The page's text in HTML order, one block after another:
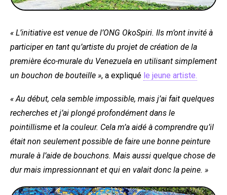
« L’initiative est venue de l’ONG OkoSpiri. Ils m’ont invité à
participer en tant qu’artiste du projet de création de la
première éco-murale du Venezuela en utilisant simplement
un bouchon de bouteille », a expliqué le jeune artiste.
« Au début, cela semble impossible, mais j’ai fait quelques
recherches et j’ai plongé profondément dans le
pointillisme et la couleur. Cela m’a aidé à comprendre qu’il
était non seulement possible de faire une bonne peinture
murale à l’aide de bouchons. Mais aussi quelque chose de
dur mais impressionnant et qui en valait donc la peine. »